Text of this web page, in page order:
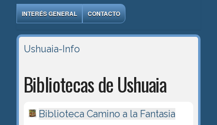
INTERÉS GENERAL CONTACTO
Ushuaia-Info
Bibliotecas de Ushuaia
Biblioteca Camino a la Fantasia